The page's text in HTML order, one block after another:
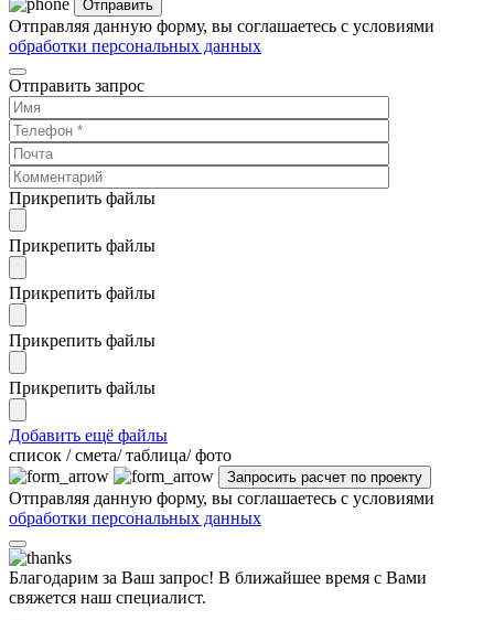
Отправляя данную форму, вы соглашаетесь с условиями
обработки персональных данных
Отправить запрос
Прикрепить файлы
Прикрепить файлы
Прикрепить файлы
Прикрепить файлы
Прикрепить файлы
Добавить ещё файлы
cписок / смета/ таблица/ фото
Отправляя данную форму, вы соглашаетесь с условиями
обработки персональных данных
Благодарим за Ваш запрос! В ближайшее время с Вами
свяжется наш специалист.